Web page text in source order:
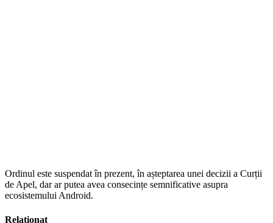
Ordinul este suspendat în prezent, în așteptarea unei decizii a Curții
de Apel, dar ar putea avea consecințe semnificative asupra
ecosistemului Android.
Relaționat